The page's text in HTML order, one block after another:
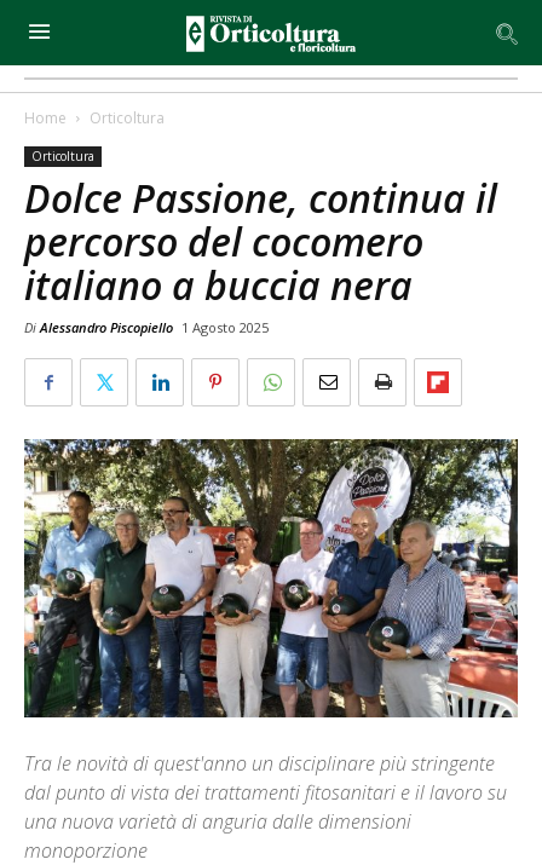
Home Orticoltura
Orticoltura
Dolce Passione, continua il
percorso del cocomero
italiano a buccia nera
DiAlessandro Piscopiello 1 Agosto 2025
Tra le novità di quest'anno un disciplinare più stringente
dal punto di vista dei trattamenti fitosanitari e il lavoro su
una nuova varietà di anguria dalle dimensioni
monoporzione